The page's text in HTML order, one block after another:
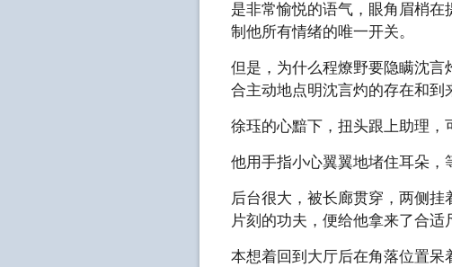
是非常愉悦的语气，眼角眉梢
制他所有情绪的唯一开关。
但是，为什么程燎野要隐瞒沈
合主动地点明沈言灼的存在和到
徐珏的心黯下，扭头跟上助理，
他用手指小心翼翼地堵住耳朵，
后台很大，被长廊贯穿，两侧
片刻的功夫，便给他拿来了合适
本想着回到大厅后在角落位置